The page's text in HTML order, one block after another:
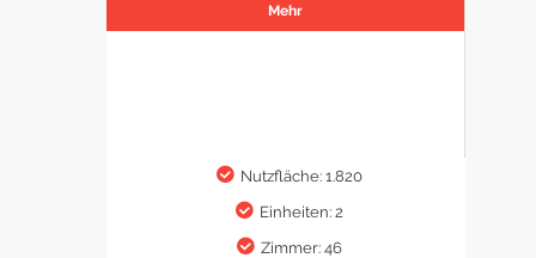
Mehr
Nutzfläche: 1.820
Einheiten: 2
Zimmer: 46